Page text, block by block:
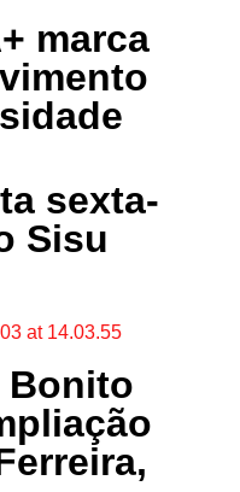
marca
sexta-
Sisu
Bonito